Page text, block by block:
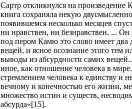
Сартр откликнулся на произведение
книга сохраняла некую
появившемся несколько месяцев
ни нравствен, ни безнравствен. ...
под пером Камю это слово имеет два
вещей, и ясное осознание этого тем
выводы из абсурдности самих
иное, как отношение человека в
стремлением человека к единству и
вечному и конечностью его жизни,
множество истин и существ,
абсурда«[15].